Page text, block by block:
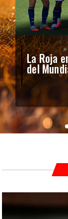
La Roja
del